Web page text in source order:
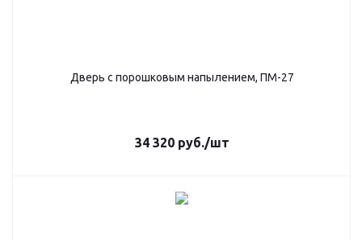
Дверь с порошковым напылением, ПМ-27
34 320руб./шт